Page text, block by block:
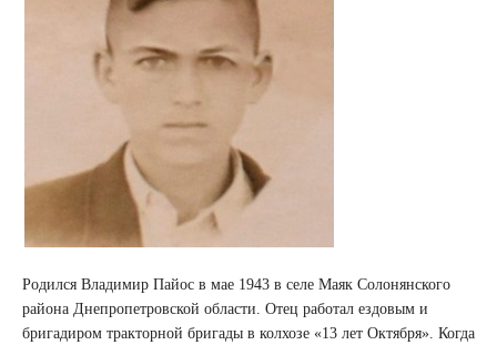
Родился Владимир Пайос в мае 1943 в селе Маяк Солонянского
района Днепропетровской области. Отец работал ездовым и
бригадиром тракторной бригады в колхозе «13 лет Октября». Когда